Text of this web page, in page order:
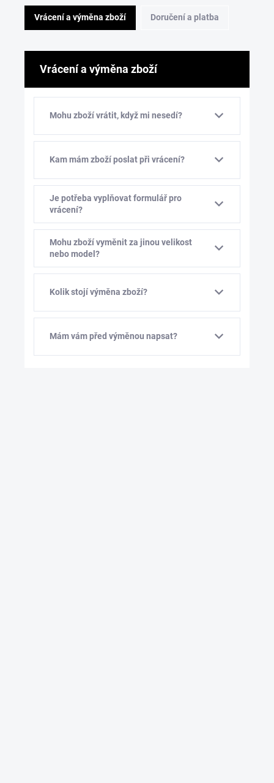
Vrácení a výměna zboží Doručení a platba
Vrácení a výměna zboží
Mohu zboží vrátit, když mi nesedí?
Kam mám zboží poslat při vrácení?
Je potřeba vyplňovat formulář pro
vrácení?
Mohu zboží vyměnit za jinou velikost
nebo model?
Kolik stojí výměna zboží?
Mám vám před výměnou napsat?